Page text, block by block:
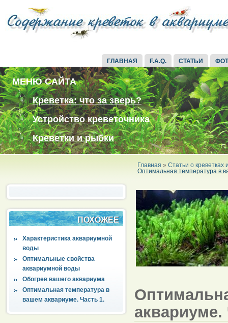
ГЛАВНАЯ F.A.Q. СТАТЬИ
МЕНЮ САЙТА
Креветка: что за зверь?
Устройство креветочника
Креветки и рыбки
Главная » Статьи о креветках
Оптимальная температура в
ПОХОЖЕЕ
Характеристика аквариумной
воды
Оптимальные свойства
аквариумной воды
Обогрев вашего аквариума
Оптимальная температура в
вашем аквариуме. Часть 1.
аквариуме.